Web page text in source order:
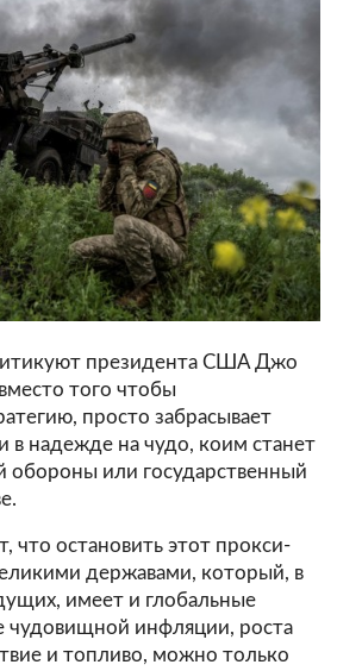
президента США Джо
того чтобы
просто забрасывает
в надежде на чудо, коим станет
обороны или государственный
остановить этот прокси-
державами, который, в
имеет и глобальные
чудовищной инфляции, роста
и топливо, можно только